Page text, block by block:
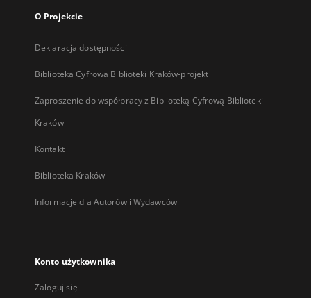
O Projekcie
Deklaracja dostępności
Biblioteka Cyfrowa Biblioteki Kraków-projekt
Zaproszenie do współpracy z Biblioteką Cyfrową Biblioteki
Kraków
Kontakt
Biblioteka Kraków
Informacje dla Autorów i Wydawców
Konto użytkownika
Zaloguj się